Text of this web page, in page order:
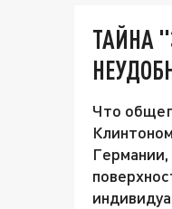
ТАЙНА
Что